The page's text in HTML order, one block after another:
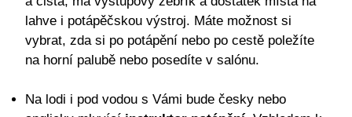
lahve i potápěčskou výstroj. Máte možnost si
vybrat, zda si po potápění nebo po cestě poležíte
na horní palubě nebo posedíte v salónu.
Na lodi i pod vodou s Vámi bude česky nebo